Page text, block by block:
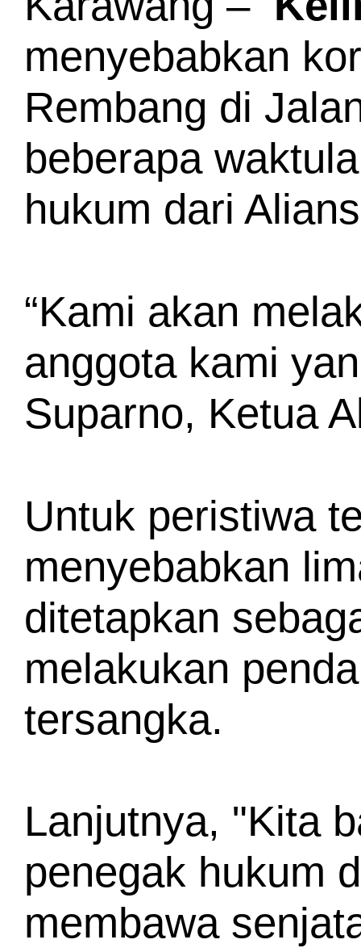
menyebabkan
Rembang di
beberapa
hukum dari
“Kami akan
anggota kami
Suparno, Ketua
Untuk peristiwa
menyebabkan
ditetapkan
melakukan
tersangka.
Lanjutnya, "Kita
penegak hukum
membawa